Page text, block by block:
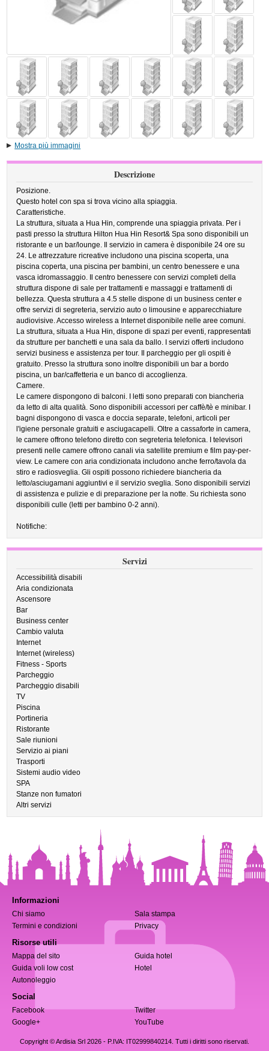
Mostra più immagini
Descrizione
Posizione.
Questo hotel con spa si trova vicino alla spiaggia.
Caratteristiche.
La struttura, situata a Hua Hin, comprende una spiaggia privata. Per i
pasti presso la struttura Hilton Hua Hin Resort& Spa sono disponibili un
ristorante e un bar/lounge. Il servizio in camera è disponibile 24 ore su
24. Le attrezzature ricreative includono una piscina scoperta, una
piscina coperta, una piscina per bambini, un centro benessere e una
vasca idromassaggio. Il centro benessere con servizi completi della
struttura dispone di sale per trattamenti e massaggi e trattamenti di
bellezza. Questa struttura a 4.5 stelle dispone di un business center e
offre servizi di segreteria, servizio auto o limousine e apparecchiature
audiovisive. Accesso wireless a Internet disponibile nelle aree comuni.
La struttura, situata a Hua Hin, dispone di spazi per eventi, rappresentati
da strutture per banchetti e una sala da ballo. I servizi offerti includono
servizi business e assistenza per tour. Il parcheggio per gli ospiti è
gratuito. Presso la struttura sono inoltre disponibili un bar a bordo
piscina, un bar/caffetteria e un banco di accoglienza.
Camere.
Le camere dispongono di balconi. I letti sono preparati con biancheria
da letto di alta qualità. Sono disponibili accessori per caffè/tè e minibar. I
bagni dispongono di vasca e doccia separate, telefoni, articoli per
l'igiene personale gratuiti e asciugacapelli. Oltre a cassaforte in camera,
le camere offrono telefono diretto con segreteria telefonica. I televisori
presenti nelle camere offrono canali via satellite premium e film pay-per-
view. Le camere con aria condizionata includono anche ferro/tavola da
stiro e radiosveglia. Gli ospiti possono richiedere biancheria da
letto/asciugamani aggiuntivi e il servizio sveglia. Sono disponibili servizi
di assistenza e pulizie e di preparazione per la notte. Su richiesta sono
disponibili culle (letti per bambino 0-2 anni).
Notifiche:
Servizi
Accessibilità disabili
Aria condizionata
Ascensore
Bar
Business center
Cambio valuta
Internet
Internet (wireless)
Fitness - Sports
Parcheggio
Parcheggio disabili
TV
Piscina
Portineria
Ristorante
Sale riunioni
Servizio ai piani
Trasporti
Sistemi audio video
SPA
Stanze non fumatori
Altri servizi
Informazioni
Chi siamo
Sala stampa
Termini e condizioni
Privacy
Risorse utili
Mappa del sito
Guida hotel
Guida voli low cost
Hotel
Autonoleggio
Social
Facebook
Twitter
Google+
YouTube
Copyright © Ardisia Srl 2026 - P.IVA: IT02999840214. Tutti i diritti sono riservati.